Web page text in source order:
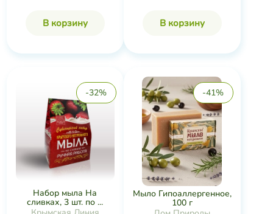
В корзину В корзину
-32%
Набор мыла На
сливках, 3 шт. по ...
-41%
Мыло Гипоаллергенное,
100 г